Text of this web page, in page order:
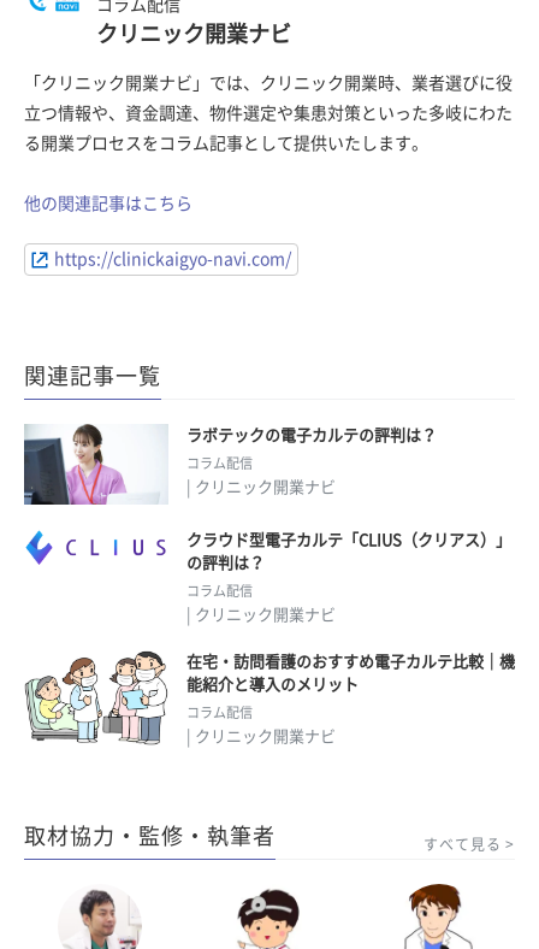
コラム配信
クリニック開業ナビ
「クリニック開業ナビ」では、クリニック開業時、業者選びに役
立つ情報や、資金調達、物件選定や集患対策といった多岐にわた
る開業プロセスをコラム記事として提供いたします。
他の関連記事はこちら
https://clinickaigyo-navi.com/
関連記事一覧
ラボテックの電子カルテの評判は？
コラム配信
| クリニック開業ナビ
クラウド型電子カルテ「CLIUS（クリアス）」
の評判は？
コラム配信
| クリニック開業ナビ
在宅・訪問看護のおすすめ電子カルテ比較｜機
能紹介と導入のメリット
コラム配信
| クリニック開業ナビ
取材協力・監修・執筆者 すべて見る